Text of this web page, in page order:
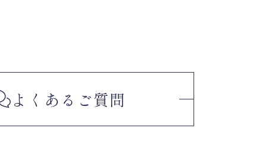
よくある ご質問